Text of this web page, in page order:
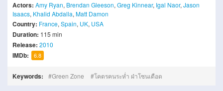
Actors: Amy Ryan, Brendan Gleeson, Greg Kinnear, Igal Naor, Jason
Isaacs, Khalid Abdalla, Matt Damon
Country: France, Spain, UK, USA
Duration: 115 min
Release: 2010
IMDb: 6.8
Keywords: Green Zone โคตรคนระห่ำ ฝ่าโซนเดือด